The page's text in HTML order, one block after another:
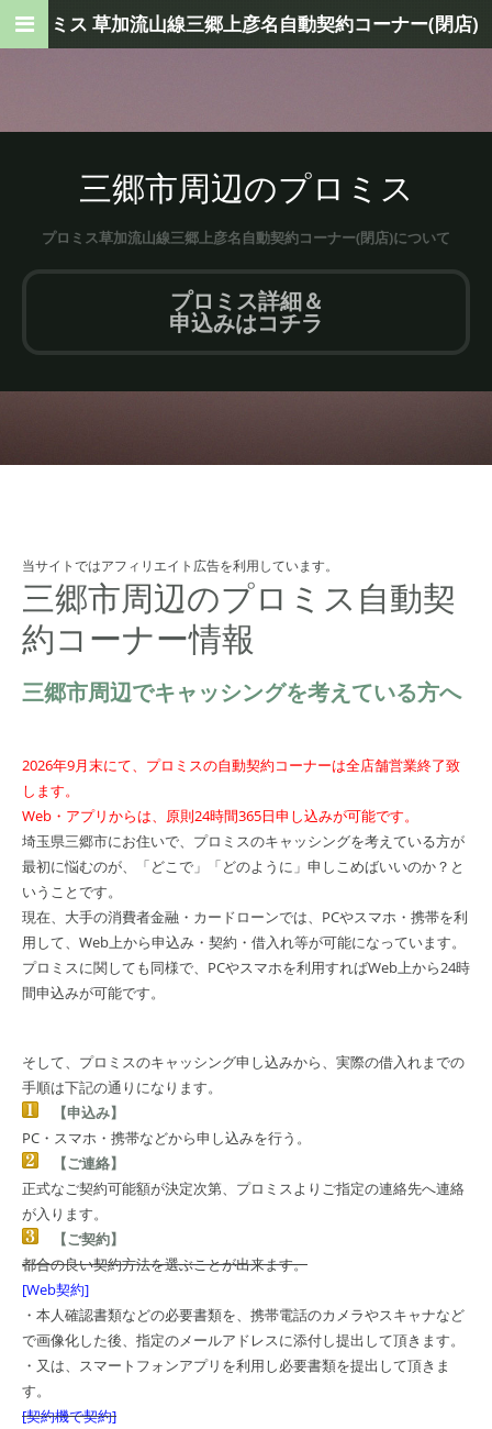
三郷市周辺のプロミス
プロミス草加流山線三郷上彦名自動契約コーナー(閉店)について
プロミス詳細＆
申込みはコチラ
当サイトではアフィリエイト広告を利用しています。
三郷市周辺のプロミス自動契
約コーナー情報
三郷市周辺でキャッシングを考えている方へ
2026年9月末にて、プロミスの自動契約コーナーは全店舗営業終了致
します。
Web・アプリからは、原則24時間365日申し込みが可能です。
埼玉県三郷市にお住いで、プロミスのキャッシングを考えている方が
最初に悩むのが、「どこで」「どのように」申しこめばいいのか？と
いうことです。
現在、大手の消費者金融・カードローンでは、PCやスマホ・携帯を利
用して、Web上から申込み・契約・借入れ等が可能になっています。
プロミスに関しても同様で、PCやスマホを利用すればWeb上から24時
間申込みが可能です。
そして、プロミスのキャッシング申し込みから、実際の借入れまでの
手順は下記の通りになります。
【申込み】
PC・スマホ・携帯などから申し込みを行う。
【ご連絡】
正式なご契約可能額が決定次第、プロミスよりご指定の連絡先へ連絡
が入ります。
【ご契約】
都合の良い契約方法を選ぶことが出来ます。
[Web契約]
・本人確認書類などの必要書類を、携帯電話のカメラやスキャナなど
で画像化した後、指定のメールアドレスに添付し提出して頂きます。
・又は、スマートフォンアプリを利用し必要書類を提出して頂きま
す。
[契約機で契約]
プロミス 草加流山線三郷上彦名自動契約コーナー(閉店)